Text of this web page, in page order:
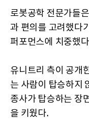
로봇공학 전문가들
과 편의를 고려했다
퍼포먼스에 치중했
유니트리 측이 공개
는 사람이 탑승하지
종사가 탑승하는 장
을 키웠다.